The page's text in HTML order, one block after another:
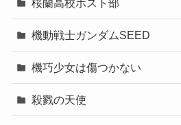
機動戦士ガンダムSEED
機巧少女は傷つかない
殺戮の天使